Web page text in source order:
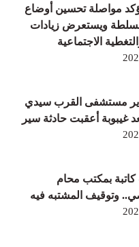
مواصلة تحسين أوضاع
ويستعرض زيادات
الاجتماعية
مستشفى القرب سيدي
غيبوبة أعقبت حادثة سير
بمكتب محام
وتوقيف المشتبه فيه